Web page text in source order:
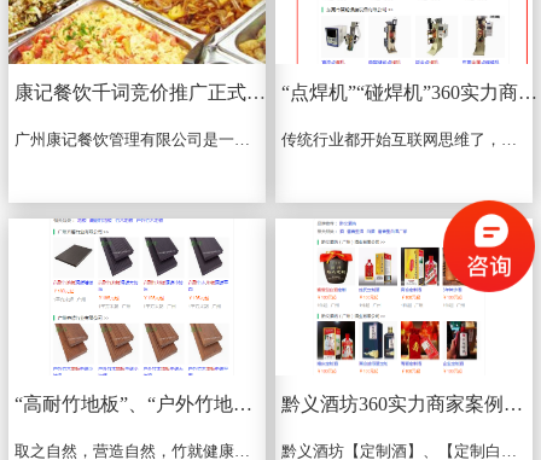
康记餐饮千词竞价推广正式上线啦，开户运营一条龙服务，省心有效
广州康记餐饮管理有限公司是一家已经通过ISO9001：2000国际体系认证，ISO9001：2008质量管理体系认证，从事珠三角大中小型企业、学校和机关单位等的食堂承包、食堂管理，饮...
“点焊机”“碰焊机”360实力商家展示案例，真正实现垄断霸屏推广
传统行业都开始互联网思维了，一次性买下行业12个词，真正实现垄断霸屏推广。你还在犹豫吗？...
“高耐竹地板”、“户外竹地板”360实力商家展示案例
取之自然，营造自然，竹就健康生活，广州齐馨竹业有限公司是一家集研发、生产、销售于一体的竹材企业，年产能达120万平方米，现有员工120人。18年与我们合作SEO优化项目后，...
黔义酒坊360实力商家案例展示
黔义酒坊【定制酒】、【定制白酒】、【酱香型白酒】、【企业定制酒】等4个核心关键词通过审核，稳定排名360首页，电脑PC+手机移动端，全国24小时展现，垄断排名！...